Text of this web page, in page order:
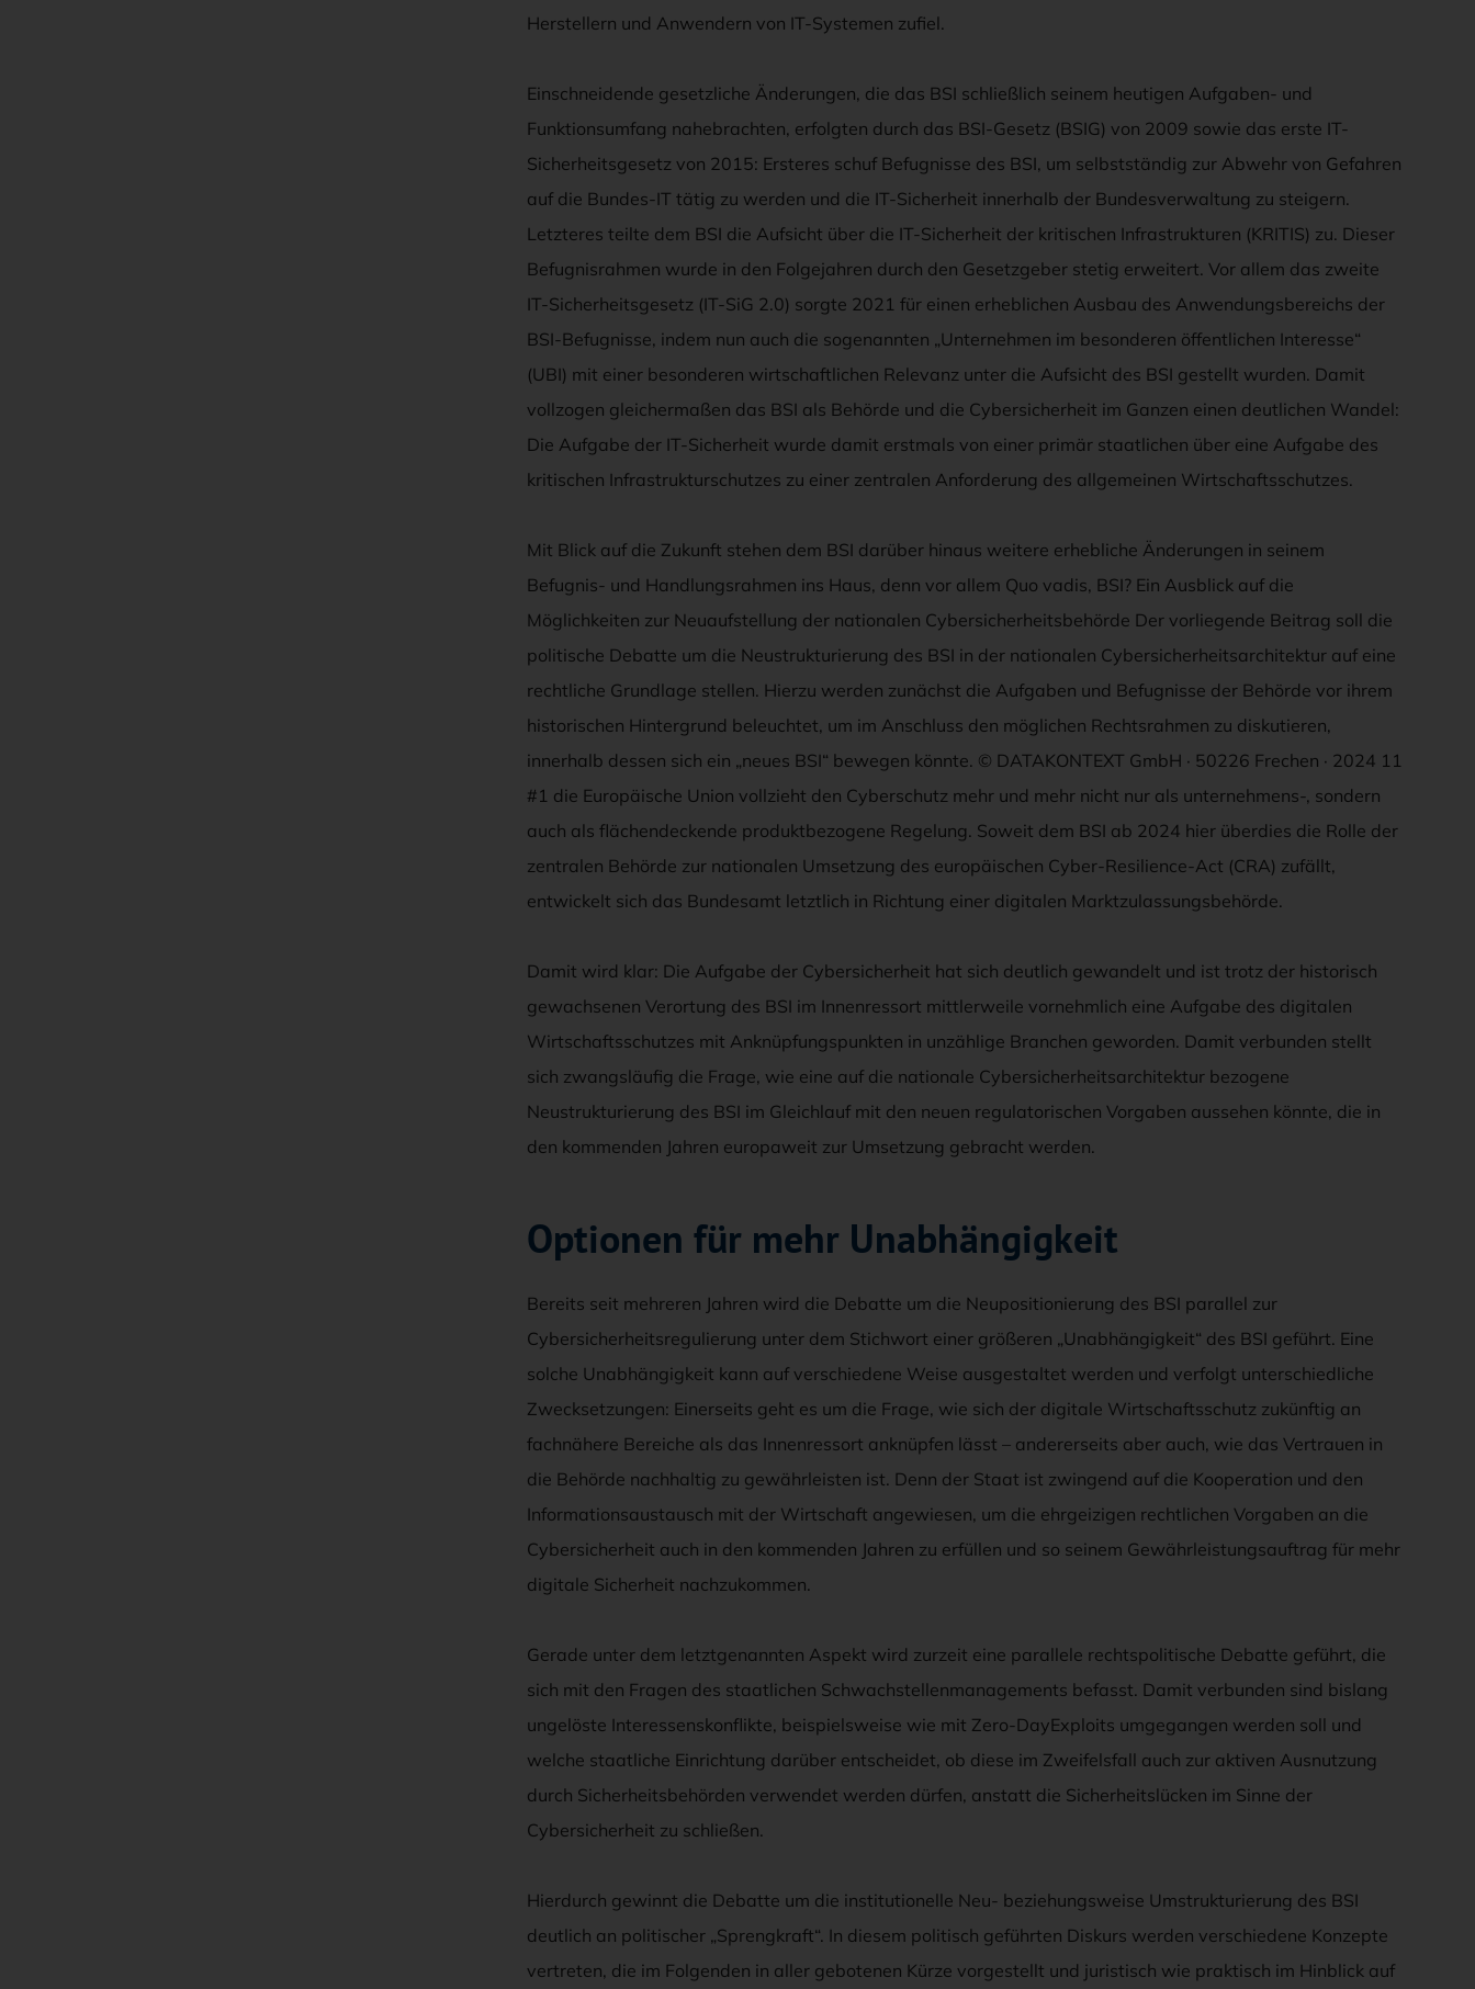
Herstellern und Anwendern von IT-Systemen zufiel.
Einschneidende gesetzliche Änderungen, die das BSI schließlich seinem heutigen Aufgaben- und
Funktionsumfang nahebrachten, erfolgten durch das BSI-Gesetz (BSIG) von 2009 sowie das erste IT-
Sicherheitsgesetz von 2015: Ersteres schuf Befugnisse des BSI, um selbstständig zur Abwehr von Gefahren
auf die Bundes-IT tätig zu werden und die IT-Sicherheit innerhalb der Bundesverwaltung zu steigern.
Letzteres teilte dem BSI die Aufsicht über die IT-Sicherheit der kritischen Infrastrukturen (KRITIS) zu. Dieser
Befugnisrahmen wurde in den Folgejahren durch den Gesetzgeber stetig erweitert. Vor allem das zweite
IT-Sicherheitsgesetz (IT-SiG 2.0) sorgte 2021 für einen erheblichen Ausbau des Anwendungsbereichs der
BSI-Befugnisse, indem nun auch die sogenannten „Unternehmen im besonderen öffentlichen Interesse“
(UBI) mit einer besonderen wirtschaftlichen Relevanz unter die Aufsicht des BSI gestellt wurden. Damit
vollzogen gleichermaßen das BSI als Behörde und die Cybersicherheit im Ganzen einen deutlichen Wandel:
Die Aufgabe der IT-Sicherheit wurde damit erstmals von einer primär staatlichen über eine Aufgabe des
kritischen Infrastrukturschutzes zu einer zentralen Anforderung des allgemeinen Wirtschaftsschutzes.
Mit Blick auf die Zukunft stehen dem BSI darüber hinaus weitere erhebliche Änderungen in seinem
Befugnis- und Handlungsrahmen ins Haus, denn vor allem Quo vadis, BSI? Ein Ausblick auf die
Möglichkeiten zur Neuaufstellung der nationalen Cybersicherheitsbehörde Der vorliegende Beitrag soll die
politische Debatte um die Neustrukturierung des BSI in der nationalen Cybersicherheitsarchitektur auf eine
rechtliche Grundlage stellen. Hierzu werden zunächst die Aufgaben und Befugnisse der Behörde vor ihrem
historischen Hintergrund beleuchtet, um im Anschluss den möglichen Rechtsrahmen zu diskutieren,
innerhalb dessen sich ein „neues BSI“ bewegen könnte. © DATAKONTEXT GmbH · 50226 Frechen · 2024 11
#1 die Europäische Union vollzieht den Cyberschutz mehr und mehr nicht nur als unternehmens-, sondern
auch als flächendeckende produktbezogene Regelung. Soweit dem BSI ab 2024 hier überdies die Rolle der
zentralen Behörde zur nationalen Umsetzung des europäischen Cyber-Resilience-Act (CRA) zufällt,
entwickelt sich das Bundesamt letztlich in Richtung einer digitalen Marktzulassungsbehörde.
Damit wird klar: Die Aufgabe der Cybersicherheit hat sich deutlich gewandelt und ist trotz der historisch
gewachsenen Verortung des BSI im Innenressort mittlerweile vornehmlich eine Aufgabe des digitalen
Wirtschaftsschutzes mit Anknüpfungspunkten in unzählige Branchen geworden. Damit verbunden stellt
sich zwangsläufig die Frage, wie eine auf die nationale Cybersicherheitsarchitektur bezogene
Neustrukturierung des BSI im Gleichlauf mit den neuen regulatorischen Vorgaben aussehen könnte, die in
den kommenden Jahren europaweit zur Umsetzung gebracht werden.
Optionen für mehr Unabhängigkeit
Bereits seit mehreren Jahren wird die Debatte um die Neupositionierung des BSI parallel zur
Cybersicherheitsregulierung unter dem Stichwort einer größeren „Unabhängigkeit“ des BSI geführt. Eine
solche Unabhängigkeit kann auf verschiedene Weise ausgestaltet werden und verfolgt unterschiedliche
Zwecksetzungen: Einerseits geht es um die Frage, wie sich der digitale Wirtschaftsschutz zukünftig an
fachnähere Bereiche als das Innenressort anknüpfen lässt – andererseits aber auch, wie das Vertrauen in
die Behörde nachhaltig zu gewährleisten ist. Denn der Staat ist zwingend auf die Kooperation und den
Informationsaustausch mit der Wirtschaft angewiesen, um die ehrgeizigen rechtlichen Vorgaben an die
Cybersicherheit auch in den kommenden Jahren zu erfüllen und so seinem Gewährleistungsauftrag für mehr
digitale Sicherheit nachzukommen.
Gerade unter dem letztgenannten Aspekt wird zurzeit eine parallele rechtspolitische Debatte geführt, die
sich mit den Fragen des staatlichen Schwachstellenmanagements befasst. Damit verbunden sind bislang
ungelöste Interessenskonflikte, beispielsweise wie mit Zero-DayExploits umgegangen werden soll und
welche staatliche Einrichtung darüber entscheidet, ob diese im Zweifelsfall auch zur aktiven Ausnutzung
durch Sicherheitsbehörden verwendet werden dürfen, anstatt die Sicherheitslücken im Sinne der
Cybersicherheit zu schließen.
Hierdurch gewinnt die Debatte um die institutionelle Neu- beziehungsweise Umstrukturierung des BSI
deutlich an politischer „Sprengkraft“. In diesem politisch geführten Diskurs werden verschiedene Konzepte
vertreten, die im Folgenden in aller gebotenen Kürze vorgestellt und juristisch wie praktisch im Hinblick auf